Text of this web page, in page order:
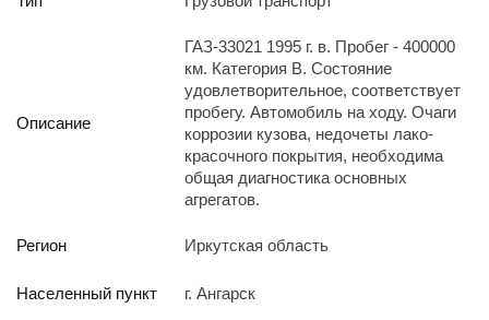
Реализация непрофильных активов
office@enplus-td.ru
Описание
ГАЗ-33021 1995 г. в. Пробег - 400000
км. Категория B. Состояние
удовлетворительное, соответствует
пробегу. Автомобиль на ходу. Очаги
коррозии кузова, недочеты лако-
красочного покрытия, необходима
общая диагностика основных
агрегатов.
Регион Иркутская область
Населенный пункт г. Ангарск